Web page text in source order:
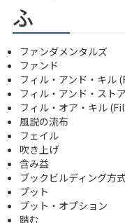
ふ
ファンダメンタルズ
ファンド
フィル・アンド・キル
フィル・アンド・スト
フィル・オア・キル
風説の流布
フェイル
吹き上げ
含み益
ブックビルディング方
プット
プット・オプション
踏む